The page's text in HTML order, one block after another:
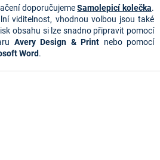
ý
p
i
s
u
doporučujemeSamolepicí kolečka.
viditelnost, vhodnou volbou jsou také
obsahu si lze snadno připravit pomocí
Avery Design & Print nebo pomocí
Word.